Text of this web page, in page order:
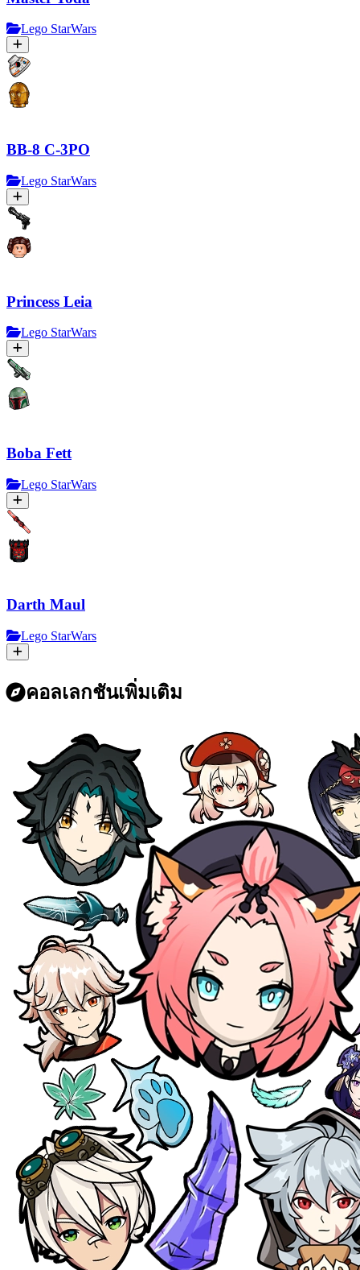
Lego StarWars
BB-8 C-3PO
Lego StarWars
Princess Leia
Lego StarWars
Boba Fett
Lego StarWars
Darth Maul
Lego StarWars
คอลเลกชันเพิ่มเติม